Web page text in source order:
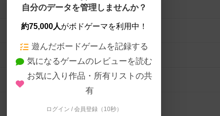
自分のデータを管理しませんか？
約75,000人がボドゲーマを利用中！
遊んだボードゲームを記録する
気になるゲームのレビューを読む
お気に入り作品・所有リストの共
有
ログイン / 会員登録（10秒）
ボードゲームを検索する
ボードゲームの新着レビュー
ボードゲーム会情報
メカニクス特集
掲示板・トピックス